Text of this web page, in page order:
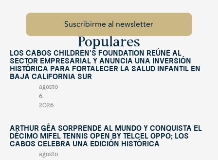
Populares
Los Cabos Children’s Foundation reúne al
sector empresarial y anuncia una inversión
histórica para fortalecer la salud infantil en
Baja California Sur
agosto
6,
2026
Arthur Géa sorprende al mundo y conquista el
décimo Mifel Tennis Open by Telcel OPPO; Los
Cabos celebra una edición histórica
agosto